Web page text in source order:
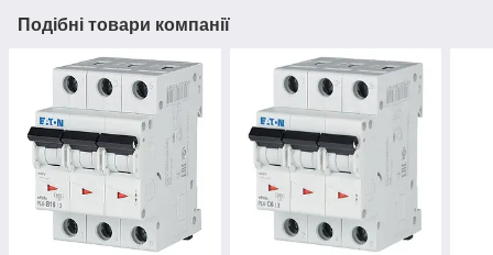
Подібні товари компанії